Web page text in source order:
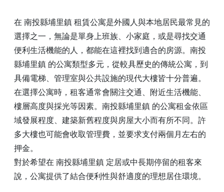
在 南投縣埔里鎮 租賃公寓是外國人與本地居民最常見的
選擇之一，無論是單身上班族、小家庭，或是尋找交通
便利生活機能的人，都能在這裡找到適合的房源。南投
縣埔里鎮 的公寓類型多元，從較具歷史的傳統公寓，到
具備電梯、管理室與公共設施的現代大樓皆十分普遍。
在選擇公寓時，租客通常會關注交通、附近生活機能、
樓層高度與採光等因素。南投縣埔里鎮 的公寓租金依區
域發展程度、建築新舊程度與房屋大小而有所不同。許
多大樓也可能會收取管理費，並要求支付兩個月左右的
押金。
對於希望在 南投縣埔里鎮 定居或中長期停留的租客來
說，公寓提供了結合便利性與舒適度的理想居住環境。